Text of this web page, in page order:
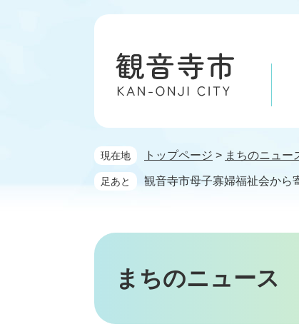
現在地 トップページ > まちのニュー
足あと 観音寺市母子寡婦福祉会から
まちのニュース